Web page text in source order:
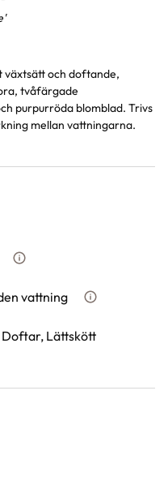
växtsätt och doftande,
tvåfärgade
purpurröda blomblad. Trivs
mellan vattningarna.
Hur vi mäter leveranshöjd på
vattning Hur ska du
Doftar, Lättskött